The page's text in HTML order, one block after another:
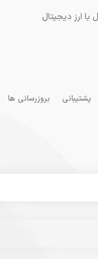
ارز دیجیتال
پشتیبانی بروزرسانی ها